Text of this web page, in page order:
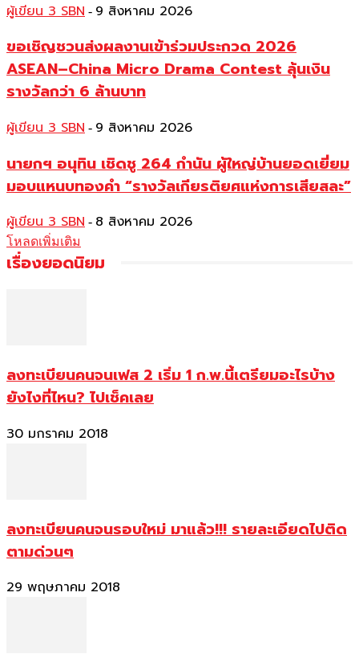
ผู้เขียน 3 SBN - 9 สิงหาคม 2026
ขอเชิญชวนส่งผลงานเข้าร่วมประกวด 2026
ASEAN–China Micro Drama Contest ลุ้นเงิน
รางวัลกว่า 6 ล้านบาท
ผู้เขียน 3 SBN - 9 สิงหาคม 2026
นายกฯ อนุทิน เชิดชู 264 กำนัน ผู้ใหญ่บ้านยอดเยี่ยม
มอบแหนบทองคำ “รางวัลเกียรติยศแห่งการเสียสละ”
ผู้เขียน 3 SBN - 8 สิงหาคม 2026
โหลดเพิ่มเติม
เรื่องยอดนิยม
ลงทะเบียนคนจนเฟส 2 เริ่ม 1 ก.พ.นี้เตรียมอะไรบ้าง
ยังไงที่ไหน? ไปเช็คเลย
30 มกราคม 2018
ลงทะเบียนคนจนรอบใหม่ มาแล้ว!!! รายละเอียดไปติด
ตามด่วนๆ
29 พฤษภาคม 2018